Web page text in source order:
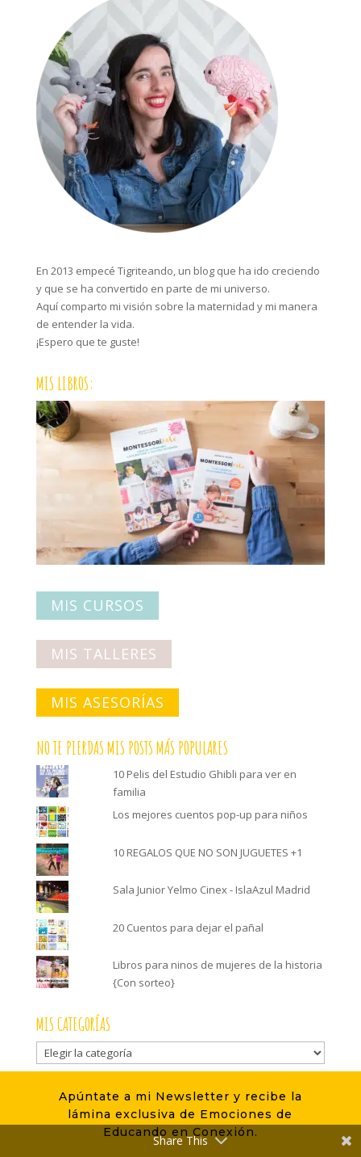
Apúntate a mi Newsletter y recibe la
lámina exclusiva de Emociones de
Educando en Conexión.
En 2013 empecé Tigriteando, un blog que ha ido creciendo
y que se ha convertido en parte de mi universo.
Aquí comparto mi visión sobre la maternidad y mi manera
de entender la vida.
¡Espero que te guste!
MIS LIBROS:
MIS CURSOS
MIS TALLERES
MIS ASESORÍAS
NO TE PIERDAS MIS POSTS MÁS POPULARES
10 Pelis del Estudio Ghibli para ver en
familia
Los mejores cuentos pop-up para niños
10 REGALOS QUE NO SON JUGUETES +1
Sala Junior Yelmo Cinex - IslaAzul Madrid
20 Cuentos para dejar el pañal
Libros para ninos de mujeres de la historia
{Con sorteo}
MIS CATEGORÍAS
Mis
categorías
ARCHIVO
Archivo
Share This